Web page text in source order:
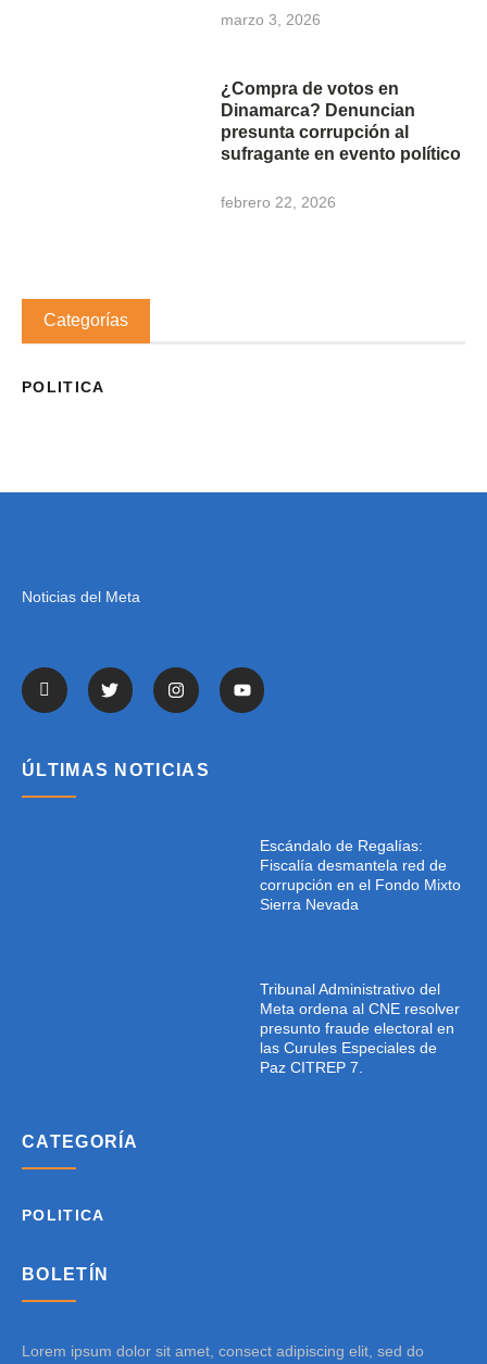
marzo 3, 2026
¿Compra de votos en
Dinamarca? Denuncian
presunta corrupción al
sufragante en evento político
febrero 22, 2026
Categorías
POLITICA
Noticias del Meta
ÚLTIMAS NOTICIAS
Escándalo de Regalías:
Fiscalía desmantela red de
corrupción en el Fondo Mixto
Sierra Nevada
Tribunal Administrativo del
Meta ordena al CNE resolver
presunto fraude electoral en
las Curules Especiales de
Paz CITREP 7.
CATEGORÍA
POLITICA
BOLETÍN
Lorem ipsum dolor sit amet, consect adipiscing elit, sed do